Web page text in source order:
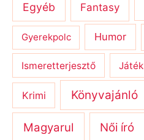
Egyéb Fantasy
Gyerekpolc Humor
Ismeretterjesztő Játék
Krimi Könyvajánló
Magyarul Női író